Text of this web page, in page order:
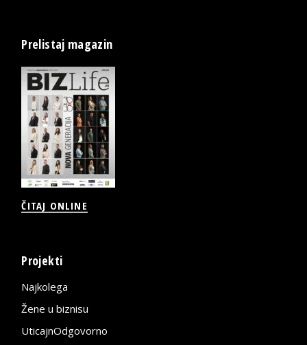
Prelistaj magazin
ČITAJ ONLINE
Projekti
Najkolega
Žene u biznisu
UticajnOdgovorno